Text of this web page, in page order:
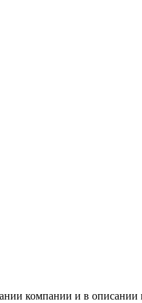
компании и в описании